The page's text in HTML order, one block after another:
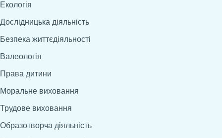
Екологія
Дослідницька діяльність
Безпека життєдіяльності
Валеологія
Права дитини
Моральне виховання
Трудове виховання
Образотворча діяльність